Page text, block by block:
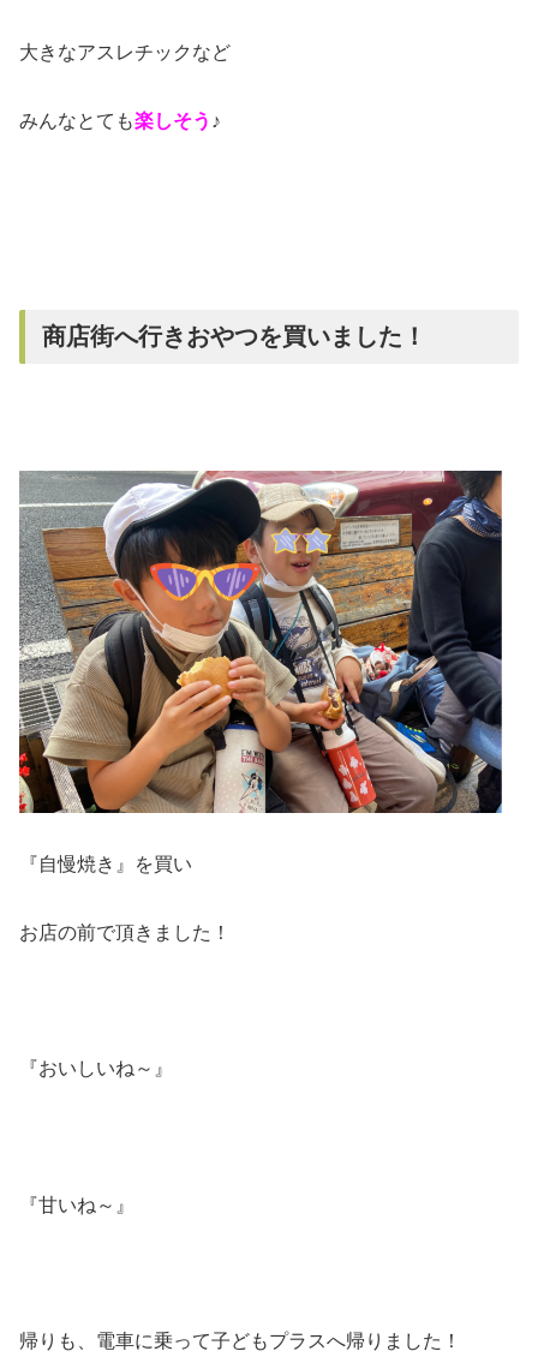
大きなアスレチックなど
みんなとても楽しそう ♪
商店街へ行きおやつを買いました！
『自慢焼き』を買い
お店の前で頂きました！
『おいしいね～』
『甘いね～』
帰りも、電車に乗って子どもプラスへ帰りました！